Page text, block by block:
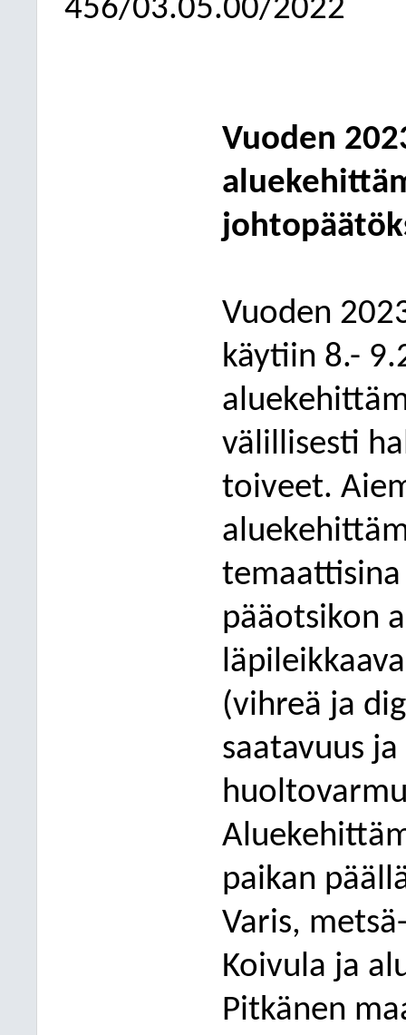
456/03.05.00/2022
Vuoden
Vuoden
käytiin 8.-
välillisesti
toiveet.
pääotsikon
(vihreä ja
saatavuus
h
paikan
Varis,
Koivula ja
Pitkänen